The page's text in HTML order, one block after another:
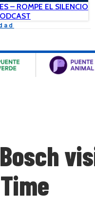
– ROMPE EL SILENCIO